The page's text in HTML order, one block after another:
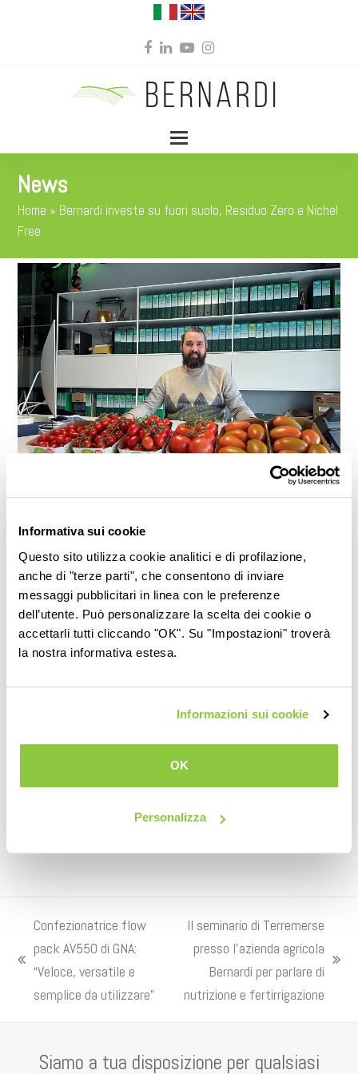
Informativa sui cookie
Questo sito utilizza cookie analitici e di profilazione,
anche di "terze parti", che consentono di inviare
messaggi pubblicitari in linea con le preferenze
dell’utente. Può personalizzare la scelta dei cookie o
accettarli tutti cliccando "OK". Su "Impostazioni" troverà
la nostra informativa estesa.
Informazioni sui cookie
OK
Personalizza
Facebook
LinkedIn
YouTubeInstagram
News
Home » Bernardi investe su fuori suolo, Residuo Zero e Nichel
Free
Bernardi investe su fuori suolo,
Residuo Zero e Nichel Free
Sul corriere ortofrutticolo si parla di noi, in particolare della
linea Residuo Zero e Nichel free.
Clicca quiper leggere l’articolo completo.
Condividi su
Facebook LinkedIn
post
precedente:
Confezionatrice flow
pack AV550 di GNA:
“Veloce, versatile e
semplice da utilizzare”
articolo
successivo:
Il seminario di Terremerse
presso l’azienda agricola
Bernardi per parlare di
nutrizione e fertirrigazione
Siamo a tua disposizione per qualsiasi